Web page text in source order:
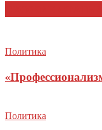
Политика
Политика